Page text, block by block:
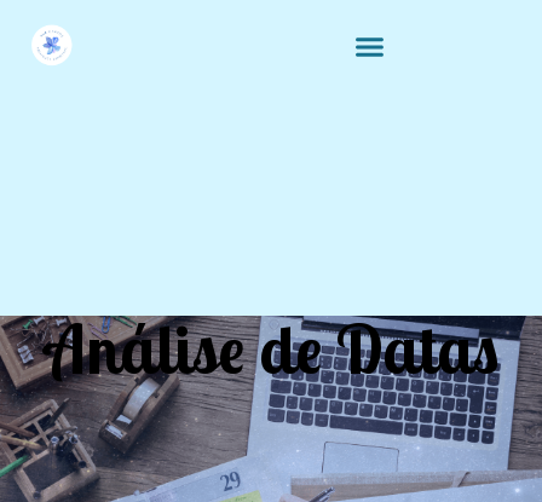
Análise de Datas